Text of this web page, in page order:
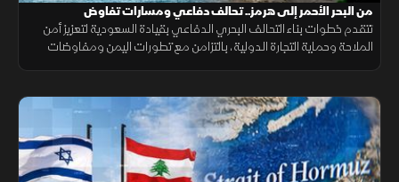
من البحر الأحمر إلى هرمز.. تحالف دفاعي ومسارات تفاوض
تتقدم خطوات بناء التحالف البحري الدفاعي بقيادة السعودية لتعزيز أمن
الملاحة وحماية التجارة الدولية، بالتزامن مع تطورات اليمن ومفاوضات